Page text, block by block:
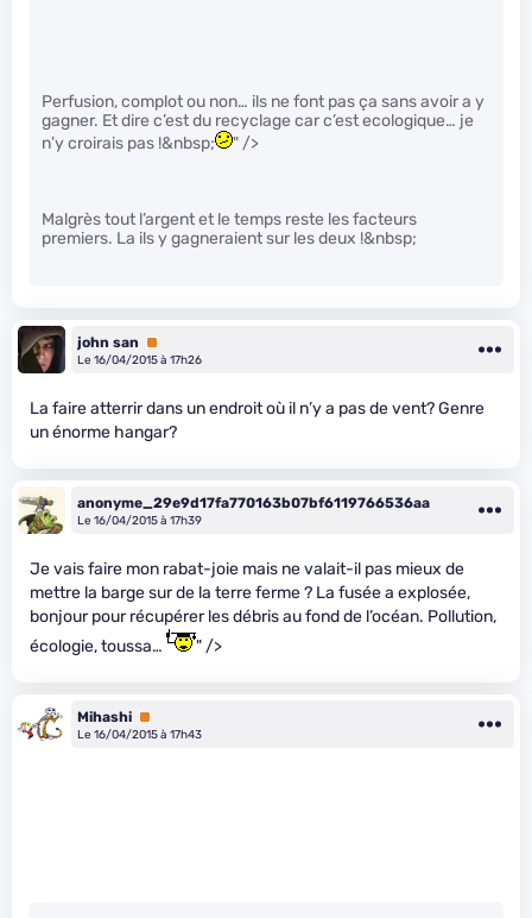
Perfusion, complot ou non… ils ne font pas ça sans avoir a y
gagner. Et dire c’est du recyclage car c’est ecologique… je
n’y croirais pas !&nbsp;
" />
Malgrès tout l’argent et le temps reste les facteurs
premiers. La ils y gagneraient sur les deux !&nbsp;
john san
Premium
Le 16/04/2015 à 17h26
La faire atterrir dans un endroit où il n’y a pas de vent? Genre
un énorme hangar?
anonyme_29e9d17fa770163b07bf6119766536aa
Le 16/04/2015 à 17h39
Je vais faire mon rabat-joie mais ne valait-il pas mieux de
mettre la barge sur de la terre ferme ? La fusée a explosée,
bonjour pour récupérer les débris au fond de l’océan. Pollution,
écologie, toussa…
" />
Mihashi Premium
Le 16/04/2015 à 17h43